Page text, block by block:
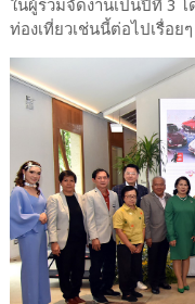
ในผู้ร่วมจัดงานเป็นปีที่ 3
ท่องเที่ยวเช่นนี้ต่อไปเรื่อยๆ